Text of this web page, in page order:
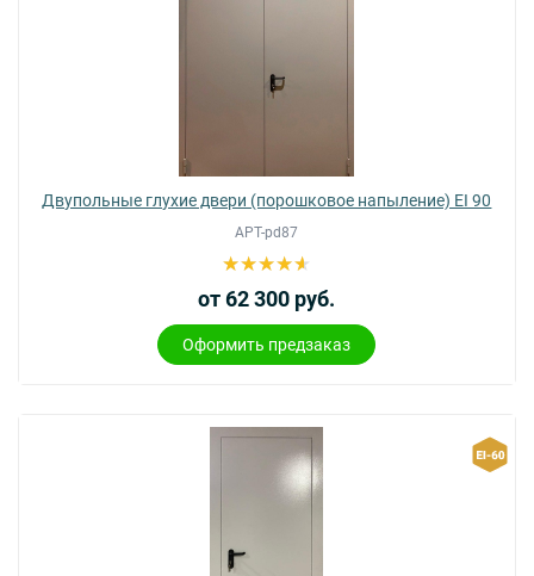
Двупольные глухие двери (порошковое напыление) EI 90
АРТ-pd87
от 62 300 руб.
Оформить предзаказ